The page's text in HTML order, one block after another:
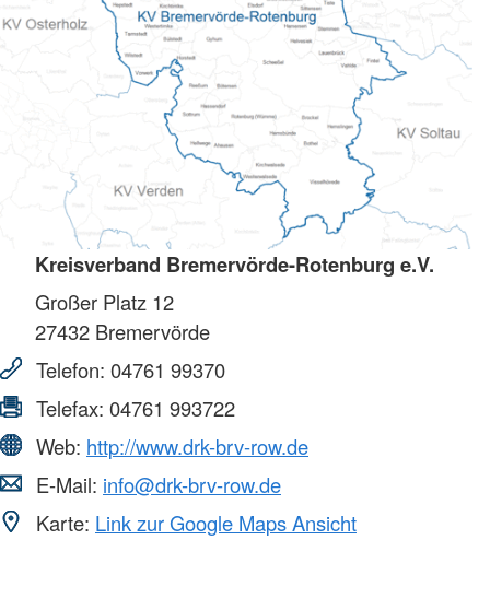
Kreisverband Bremervörde-Rotenburg e.V.
Großer Platz 12
27432 Bremervörde
Telefon: 04761 99370
Telefax: 04761 993722
Web: http://www.drk-brv-row.de
E-Mail: info@drk-brv-row.de
Karte: Link zur Google Maps Ansicht